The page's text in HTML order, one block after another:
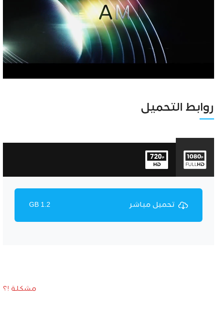
Unmute Settings
روابط التحميل
تحميل مباشر 1.2 GB
مشكلة !؟